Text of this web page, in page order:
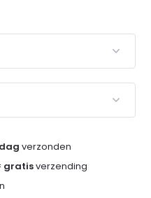
verzonden
gratisverzending